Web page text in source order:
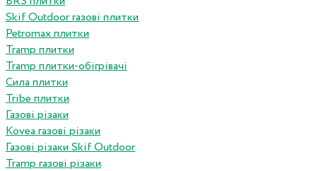
Skif Outdoor газові плитки
Petromax плитки
Tramp плитки
Tramp плитки-обігрівачі
Сила плитки
Tribe плитки
Газові різаки
Kovea газові різаки
Газові різаки Skif Outdoor
Tramp газові різаки